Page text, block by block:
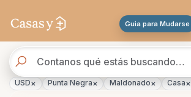
Guia para Mudarse
de
propiedades
USD× Punta Negra× Maldonado× Casa×